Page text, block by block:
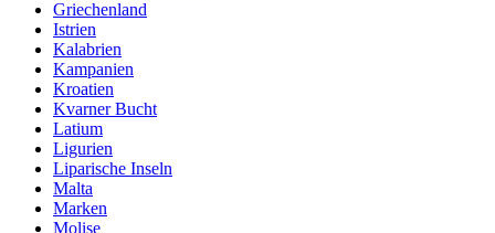
Griechenland
Istrien
Kalabrien
Kampanien
Kroatien
Kvarner Bucht
Latium
Ligurien
Liparische Inseln
Malta
Marken
Molise